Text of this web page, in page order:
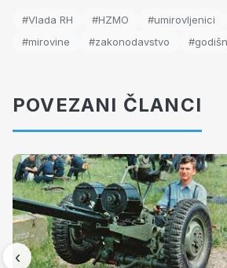
#Vlada RH #HZMO #umirovljenici
#mirovine
#zakonodavstvo
POVEZANI ČLANCI
‹